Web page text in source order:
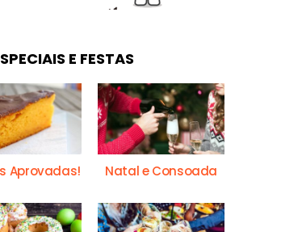
E FESTAS
Aprovadas! Natal e Consoada